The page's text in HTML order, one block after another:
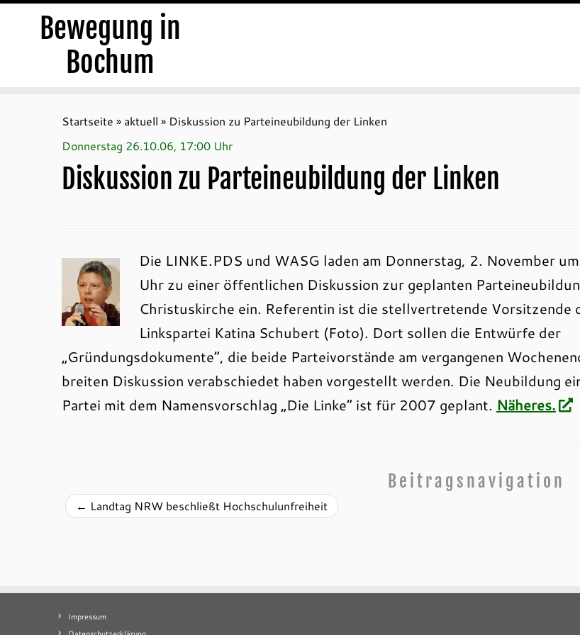
Bewegung in
Bochum
Startseite » aktuell » Diskussion zu Parteineubildung der Linken
Donnerstag 26.10.06, 17:00 Uhr
Diskussion zu Parteineubildung der Linken
Die LINKE.PDS und WASG laden am Donnerstag, 2. November
Uhr zu einer öffentlichen Diskussion zur geplanten
Christuskirche ein. Referentin ist die stellvertretende Vorsitzende
Linkspartei Katina Schubert (Foto). Dort sollen die Entwürfe der
„Gründungsdokumente“, die beide Parteivorstände am vergangenen
breiten Diskussion verabschiedet haben vorgestellt werden. Die Neubildung
Partei mit dem Namensvorschlag „Die Linke“ ist für 2007 geplant. Näheres.
Beitragsnavigation
← Landtag NRW beschließt Hochschulunfreiheit
Impressum